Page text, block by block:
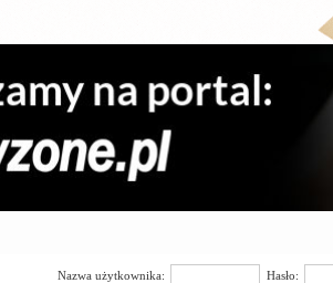
Nazwa użytkownika: Hasło: